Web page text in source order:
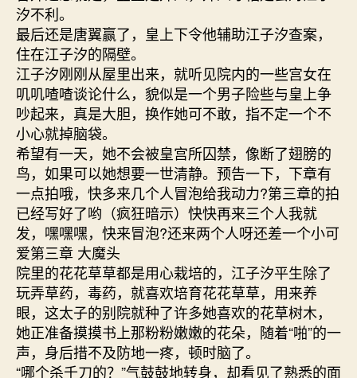
汐不利。
最后还是唐翼赢了，皇上下令他辅助江子汐查案，
住在江子汐的隔壁。
江子汐刚刚从屋里出来，就听见院内的一些宫女在
叽叽喳喳谈论什么，貌似是一个男子险些与皇上争
吵起来，真是大胆，换作她可不敢，指不定一个不
小心就掉脑袋。
希望有一天，她不会被皇宫所囚禁，像断了翅膀的
鸟，如果可以她想要一世清静。预告一下，下章有
一点拍哦，快多来几个人冒泡给我动力?第三章的拍
已经写好了哟（疯狂暗示）快快再来三个人我就
发，嘿嘿嘿，快来冒泡?还来两个人呀还差一个小可
爱第三章 大魔头
院里的花花草草都是用心栽培的，江子汐平生除了
玩弄草药，毒药，就喜欢培育花花草草，用来养
眼，这太子的别院就种了许多她喜欢的花草树木，
她正准备摸摸书上那粉粉嫩嫩的花朵，随着“啪”的一
声，身后措不及防地一疼，顿时脑了。
“哪个杀千刀的？”气鼓鼓地转身，却看见了熟悉的面